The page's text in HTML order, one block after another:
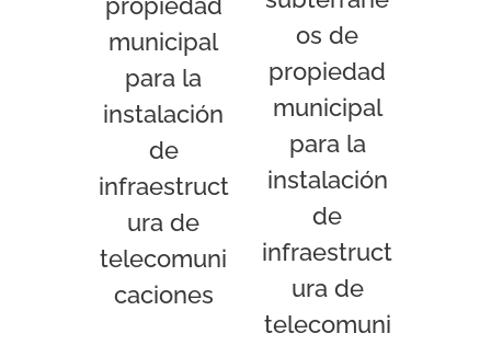
propiedad
municipal
para la
instalación
de
infraestruct
ura de
telecomuni
caciones
os de
propiedad
municipal
para la
instalación
de
infraestruct
ura de
telecomuni